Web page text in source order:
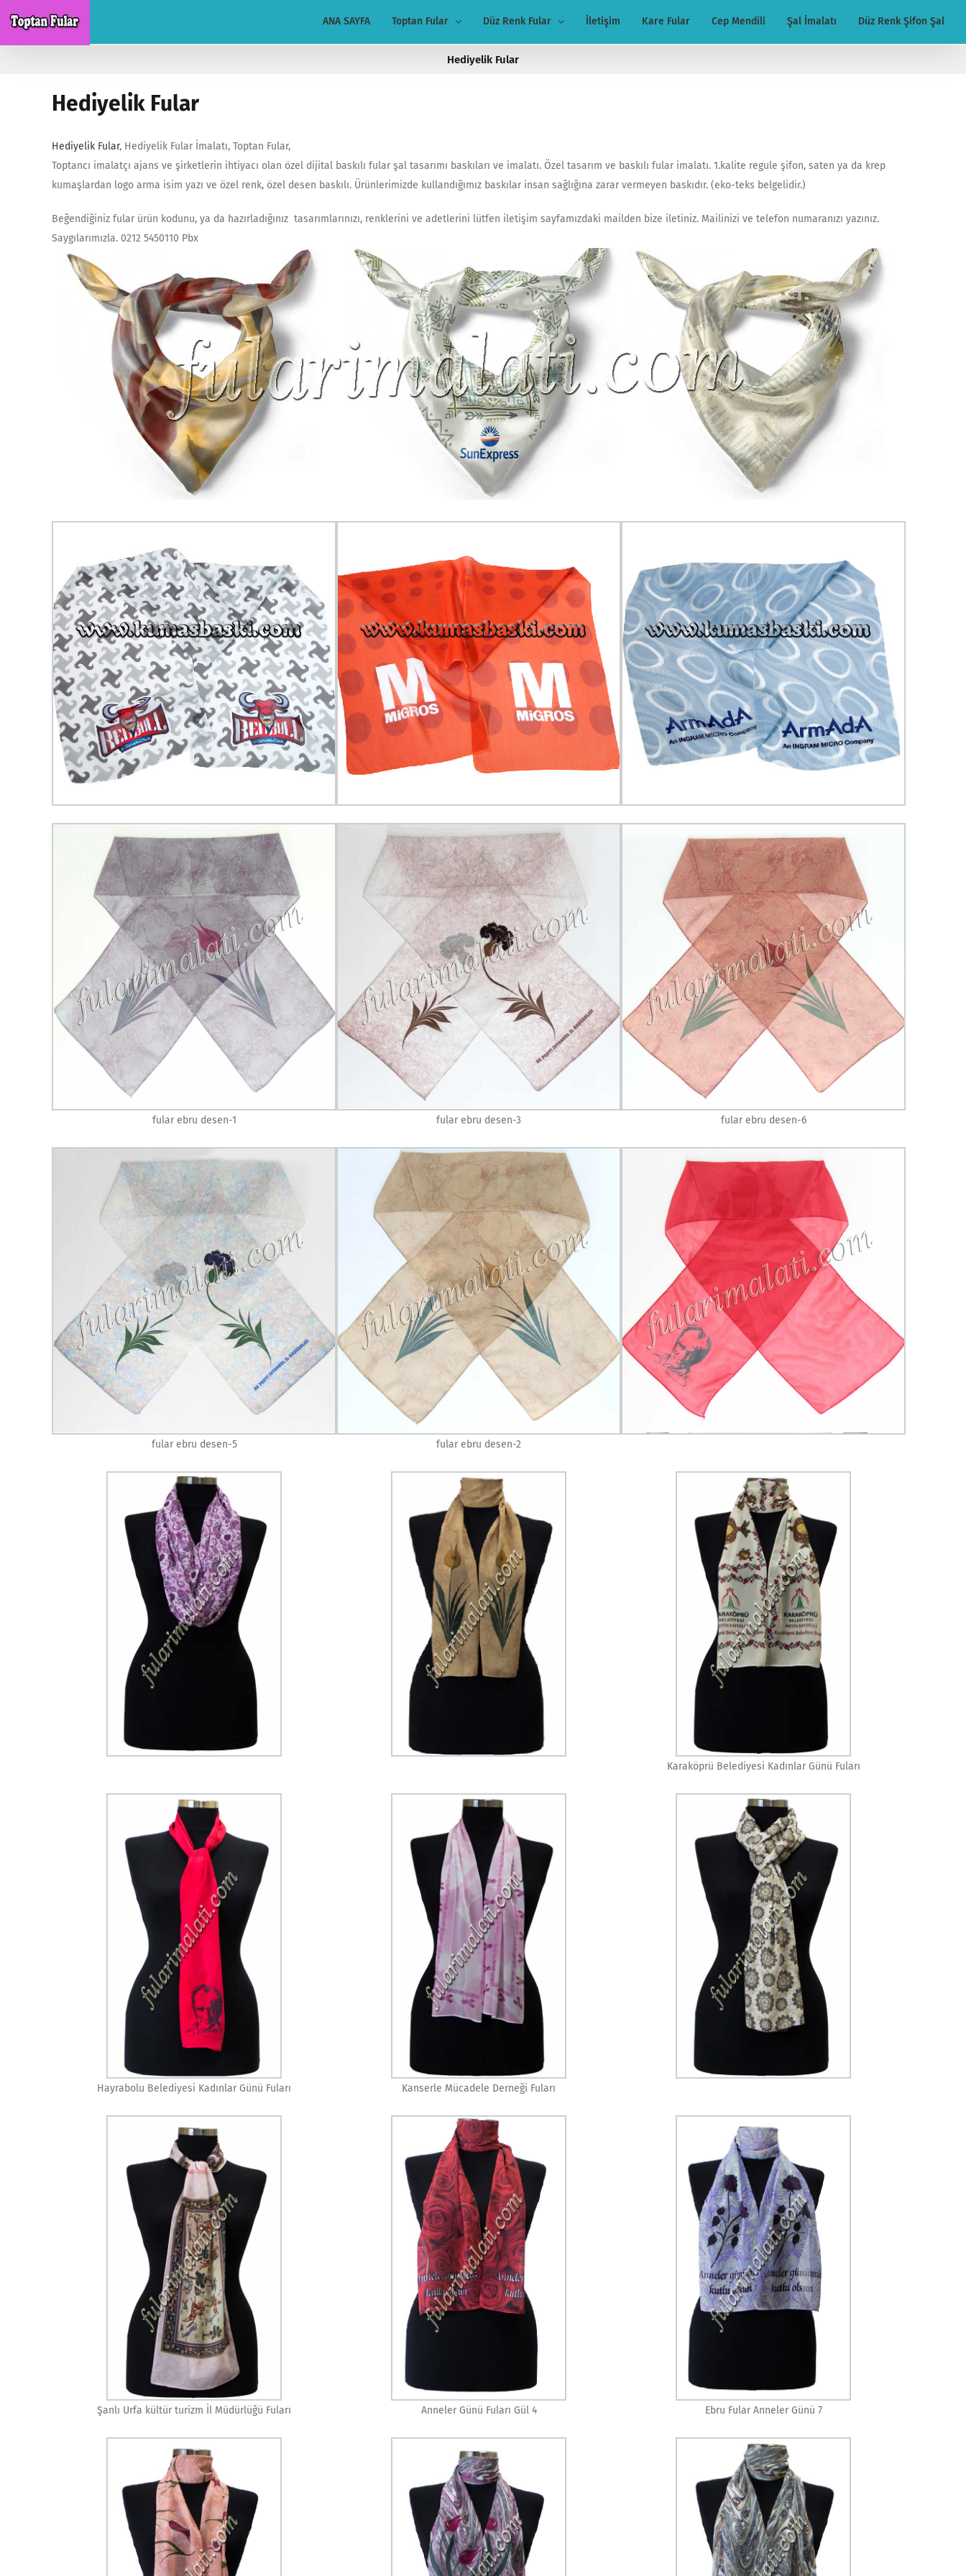
content
ANA SAYFA Toptan Fular Düz Renk Fular İletişim Kare Fular Cep Mendili Şal İmalatı Düz Renk Şifon Şal
Hediyelik Fular
Hediyelik Fular
Hediyelik Fular, Hediyelik Fular İmalatı, Toptan Fular,
Toptancı imalatçı ajans ve şirketlerin ihtiyacı olan özel dijital baskılı fular şal tasarımı baskıları ve imalatı. Özel tasarım ve baskılı fular imalatı. 1.kalite regule şifon, saten ya da krep
kumaşlardan logo arma isim yazı ve özel renk, özel desen baskılı. Ürünlerimizde kullandığımız baskılar insan sağlığına zarar vermeyen baskıdır. (eko-teks belgelidir.)
Beğendiğiniz fular ürün kodunu, ya da hazırladığınız tasarımlarınızı, renklerini ve adetlerini lütfen iletişim sayfamızdaki mailden bize iletiniz. Mailinizi ve telefon numaranızı yazınız.
Saygılarımızla. 0212 5450110 Pbx
fular ebru desen-1 fular ebru desen-3 fular ebru desen-6
fular ebru desen-5 fular ebru desen-2
Karaköprü Belediyesi Kadınlar Günü Fuları
Hayrabolu Belediyesi Kadınlar Günü Fuları Kanserle Mücadele Derneği Fuları
Şanlı Urfa kültür turizm İl Müdürlüğü Fuları Anneler Günü Fuları Gül 4 Ebru Fular Anneler Günü 7